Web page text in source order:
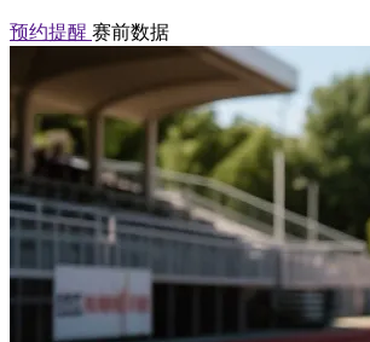
预约提醒 赛前数据